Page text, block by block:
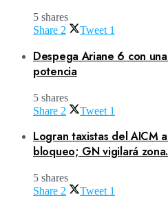
5 shares
Share 2 Tweet 1
Despega Ariane 6 con
potencia
5 shares
Share 2 Tweet 1
Logran taxistas del AICM
bloqueo; GN vigilará zona.
5 shares
Share 2 Tweet 1